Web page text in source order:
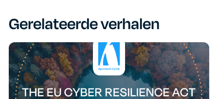
Gerelateerde verhalen